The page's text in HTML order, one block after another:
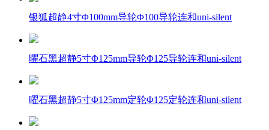
银狐超静4寸Φ100mm导轮Φ100导轮连和uni-silent
曜石黑超静5寸Φ125mm导轮Φ125导轮连和uni-silent
曜石黑超静5寸Φ125mm定轮Φ125定轮连和uni-silent